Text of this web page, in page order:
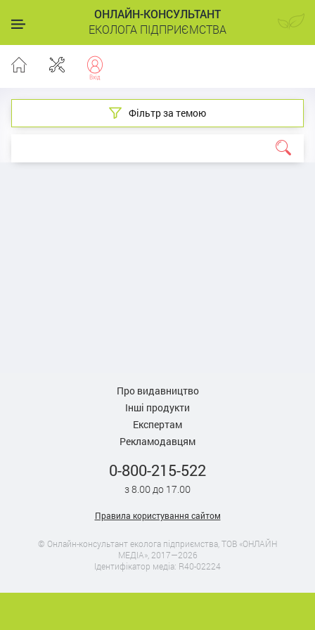
ОНЛАЙН-КОНСУЛЬТАНТ
ЕКОЛОГА ПІДПРИЄМСТВА
Фільтр за темою
Про видавництво
Інші продукти
Експертам
Рекламодавцям
0-800-215-522
з 8.00 до 17.00
Правила користування сайтом
© Онлайн-консультант еколога підприємства, ТОВ «ОНЛАЙН
МЕДІА», 2017—2026
Ідентифікатор медіа: R40-02224